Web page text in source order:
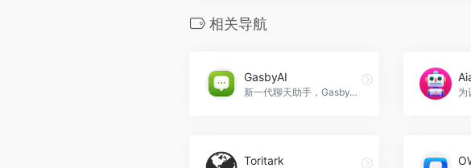
相关导航
GasbyAI
新一代聊天助手，GasbyAI官网入口网址
Toritark